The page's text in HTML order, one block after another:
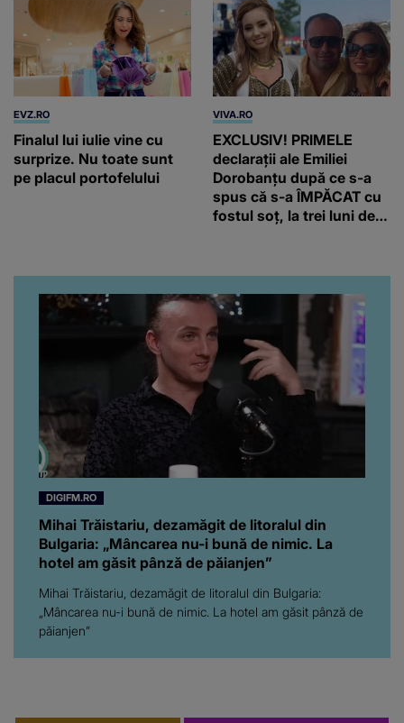
EVZ.RO
Finalul lui iulie vine cu
surprize. Nu toate sunt
pe placul portofelului
VIVA.RO
EXCLUSIV! PRIMELE
declarații ale Emiliei
Dorobanțu după ce s-a
spus că s-a ÎMPĂCAT cu
fostul soț, la trei luni de
artistă i-a lăsat MASCĂ
pe toți. De data aceasta,
chiar a rupt tăcerea:
”Poate că aveam să ne
spunem, să ne...”
DIGIFM.RO
Mihai Trăistariu, dezamăgit de litoralul din
Bulgaria: „Mâncarea nu-i bună de nimic. La
hotel am găsit pânză de păianjen”
Mihai Trăistariu, dezamăgit de litoralul din Bulgaria:
„Mâncarea nu-i bună de nimic. La hotel am găsit pânză de
păianjen”